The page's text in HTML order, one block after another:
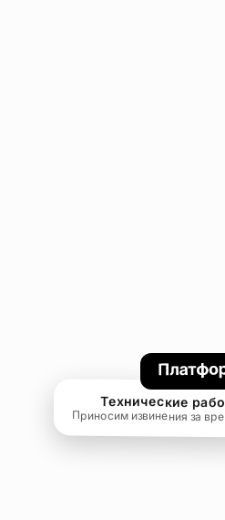
Технические
Приносим извинения за